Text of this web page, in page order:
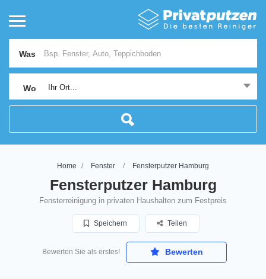
Was
Wo Ihr Ort...
Home Fenster Fensterputzer Hamburg
Fensterputzer Hamburg
Fensterreinigung in privaten Haushalten zum Festpreis
Speichern Teilen
Bewerten Sie als erstes! Bewerten